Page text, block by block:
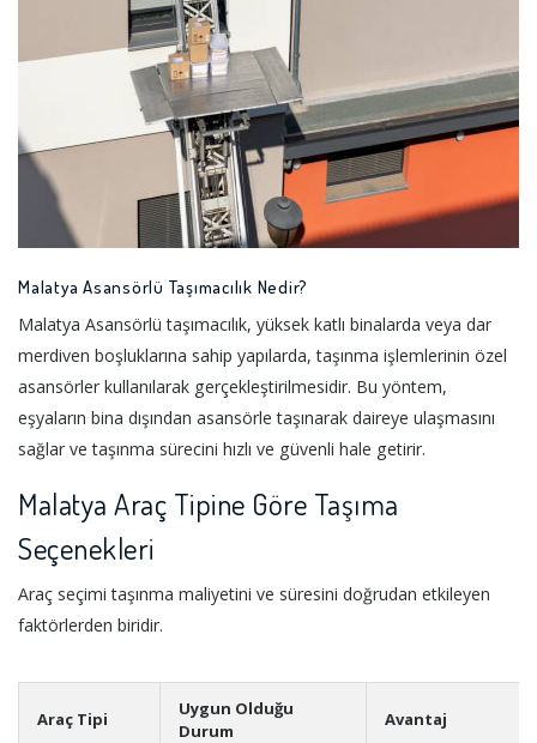
Malatya Asansörlü Taşımacılık Nedir?
Malatya Asansörlü taşımacılık, yüksek katlı binalarda veya dar
merdiven boşluklarına sahip yapılarda, taşınma işlemlerinin özel
asansörler kullanılarak gerçekleştirilmesidir. Bu yöntem,
eşyaların bina dışından asansörle taşınarak daireye ulaşmasını
sağlar ve taşınma sürecini hızlı ve güvenli hale getirir.
Malatya Araç Tipine Göre Taşıma
Seçenekleri
Araç seçimi taşınma maliyetini ve süresini doğrudan etkileyen
faktörlerden biridir.
Araç Tipi
Uygun Olduğu
Durum
Avantaj